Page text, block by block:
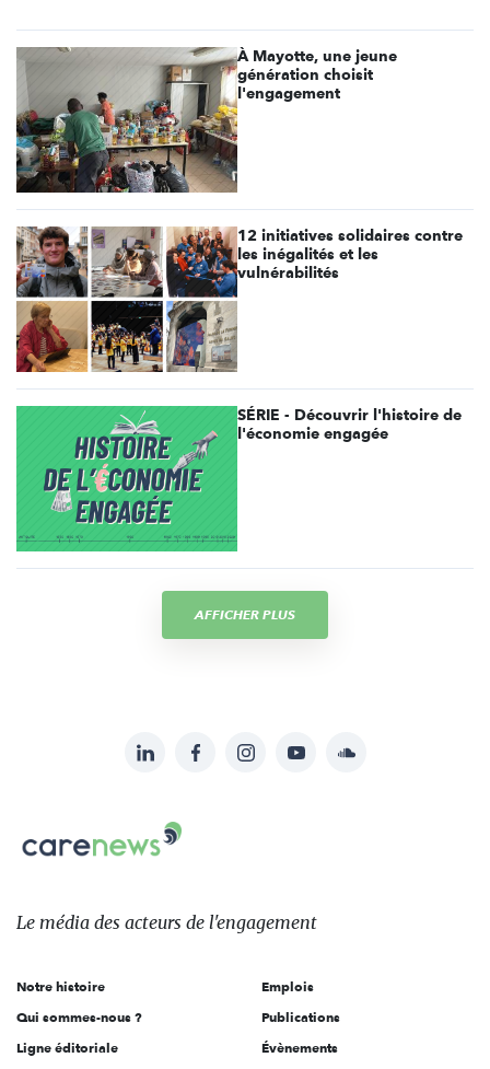
À Mayotte, une jeune
génération choisit
l'engagement
12 initiatives solidaires contre
les inégalités et les
vulnérabilités
SÉRIE - Découvrir l'histoire de
l'économie engagée
AFFICHER PLUS
sur:
LinkedInFacebookInstagramYouTubeSoundcloud
Le
des
l'engagement
Le média des acteurs de l'engagement
Notre histoire
Qui sommes-nous ?
Ligne éditoriale
Emplois
Publications
Évènements